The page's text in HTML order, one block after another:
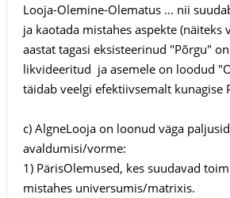
Looja-Olemine-Olematus ... nii
ja kaotada mistahes aspekte (näiteks
aastat tagasi eksisteerinud "Põrgu"
likvideeritud ja asemele on loodud
täidab veelgi efektiivsemalt kunagise
c) AlgneLooja on loonud väga
avaldumisi/vorme:
1) PärisOlemused, kes suudavad
mistahes universumis/matrixis.